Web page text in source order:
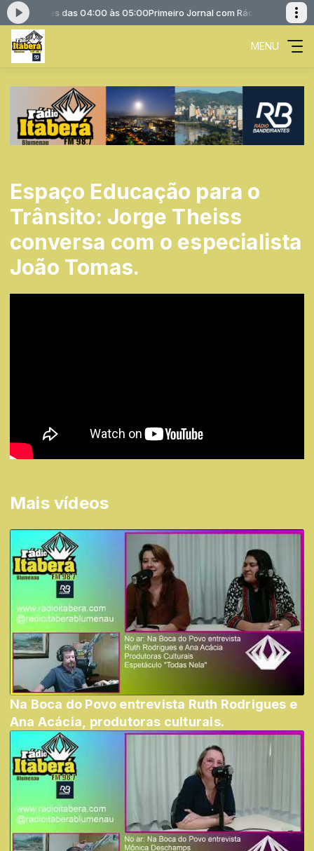
das 04:00 às 05:00Primeiro Jornal com Rádio
MENU
Espaço Educação para o
Trânsito: Jorge Theiss
conversa com o especialista
João Tomas.
Mais vídeos
Na Boca do Povo entrevista Ruth Rodrigues e
Ana Acácia, produtoras culturais.